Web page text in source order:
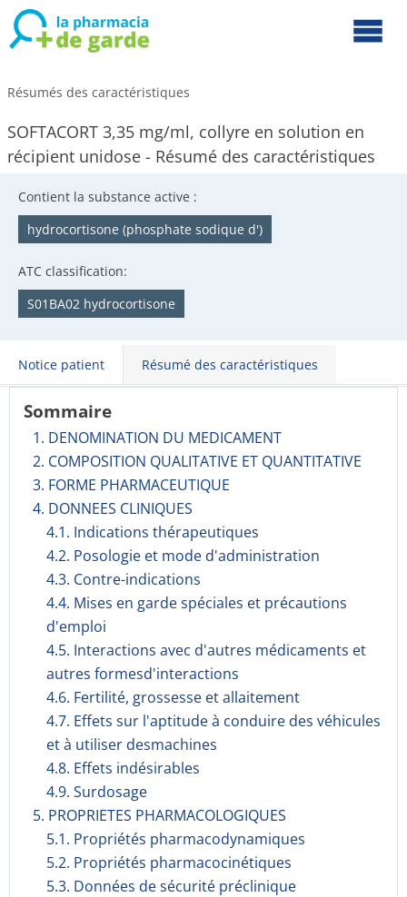
Résumés des caractéristiques
SOFTACORT 3,35 mg/ml, collyre en solution en
récipient unidose - Résumé des caractéristiques
Contient la substance active :
hydrocortisone (phosphate sodique d')
ATC classification:
S01BA02 hydrocortisone
Notice patient Résumé des caractéristiques
Sommaire
1. DENOMINATION DU MEDICAMENT
2. COMPOSITION QUALITATIVE ET QUANTITATIVE
3. FORME PHARMACEUTIQUE
4. DONNEES CLINIQUES
4.1. Indications thérapeutiques
4.2. Posologie et mode d'administration
4.3. Contre-indications
4.4. Mises en garde spéciales et précautions
d'emploi
4.5. Interactions avec d'autres médicaments et
autres formesd'interactions
4.6. Fertilité, grossesse et allaitement
4.7. Effets sur l'aptitude à conduire des véhicules
et à utiliser desmachines
4.8. Effets indésirables
4.9. Surdosage
5. PROPRIETES PHARMACOLOGIQUES
5.1. Propriétés pharmacodynami­ques
5.2. Propriétés pharmacocinéti­ques
5.3. Données de sécurité préclinique